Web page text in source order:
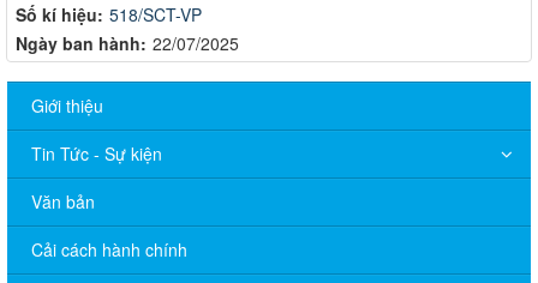
Số kí hiệu: 518/SCT-VP
Ngày ban hành: 22/07/2025
Giới thiệu
Tin Tức - Sự kiện
Văn bản
Cải cách hành chính